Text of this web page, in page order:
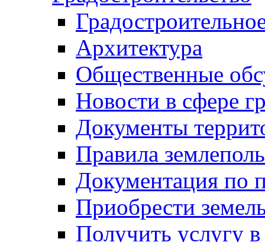
Архитектура
Общественные
Новости в сфере
Документы
Правила
Документация по
Приобрести
Получить услугу в